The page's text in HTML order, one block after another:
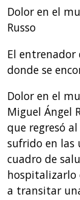
Dolor en el
Russo
El entrenador
donde se
Dolor en el
Miguel Ángel
que regresó
sufrido en las
cuadro de
hospitalizarlo
a transitar